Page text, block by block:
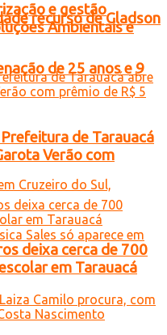
recurso de Gladson
de 25 anos e 9
e gestão
Ambientais e
de Tarauacá
Verão com
deixa cerca de 700
em Tarauacá